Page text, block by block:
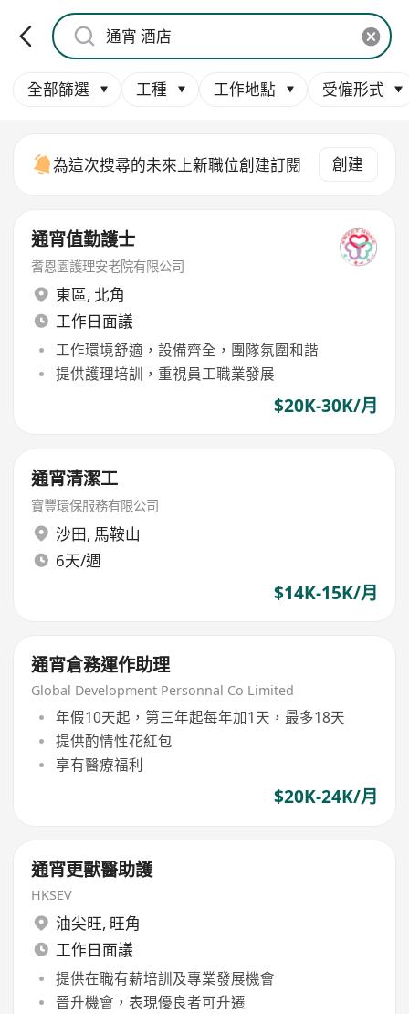
全部篩選 工種 工作地點 受僱形式
為這次搜尋的未來上新職位創建訂閱 創建
通宵值勤護士
耆恩園護理安老院有限公司
東區, 北角
工作日面議
工作環境舒適，設備齊全，團隊氛圍和諧
提供護理培訓，重視員工職業發展
$20K-30K/月
通宵清潔工
寶豐環保服務有限公司
沙田, 馬鞍山
6天/週
$14K-15K/月
通宵倉務運作助理
Global Development Personnal Co Limited
年假10天起，第三年起每年加1天，最多18天
提供酌情性花紅包
享有醫療福利
$20K-24K/月
通宵更獸醫助護
HKSEV
油尖旺, 旺角
工作日面議
提供在職有薪培訓及專業發展機會
晉升機會，表現優良者可升遷